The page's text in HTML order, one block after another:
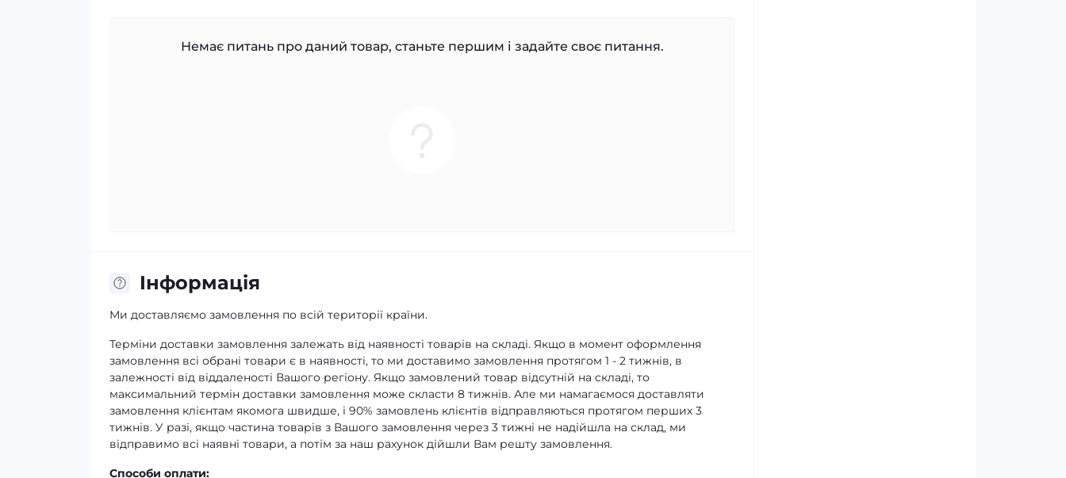
Немає питань про даний товар, станьте першим і задайте своє питання.
Iнформація
Ми доставляємо замовлення по всій території країни.
Терміни доставки замовлення залежать від наявності товарів на складі. Якщо в момент оформлення
замовлення всі обрані товари є в наявності, то ми доставимо замовлення протягом 1 - 2 тижнів, в
залежності від віддаленості Вашого регіону. Якщо замовлений товар відсутній на складі, то
максимальний термін доставки замовлення може скласти 8 тижнів. Але ми намагаємося доставляти
замовлення клієнтам якомога швидше, і 90% замовлень клієнтів відправляються протягом перших 3
тижнів. У разі, якщо частина товарів з Вашого замовлення через 3 тижні не надійшла на склад, ми
відправимо всі наявні товари, а потім за наш рахунок дійшли Вам решту замовлення.
Способи оплати: